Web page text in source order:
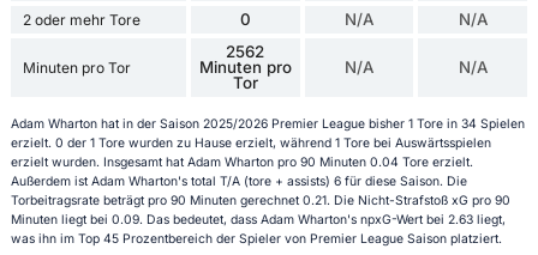
2 oder mehr Tore 0 N/A N/A
Minuten pro Tor
2562
Minuten pro
Tor
N/A N/A
Adam Wharton hat in der Saison 2025/2026 Premier League bisher 1 Tore in 34 Spielen
erzielt. 0 der 1 Tore wurden zu Hause erzielt, während 1 Tore bei Auswärtsspielen
erzielt wurden. Insgesamt hat Adam Wharton pro 90 Minuten 0.04 Tore erzielt.
Außerdem ist Adam Wharton's total T/A (tore + assists) 6 für diese Saison. Die
Torbeitragsrate beträgt pro 90 Minuten gerechnet 0.21. Die Nicht-Strafstoß xG pro 90
Minuten liegt bei 0.09. Das bedeutet, dass Adam Wharton's npxG-Wert bei 2.63 liegt,
was ihn im Top 45 Prozentbereich der Spieler von Premier League Saison platziert.